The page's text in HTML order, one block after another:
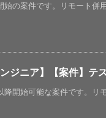
始の案件です。リモート併
ンジニア】【案件】テ
降開始可能な案件です。リ